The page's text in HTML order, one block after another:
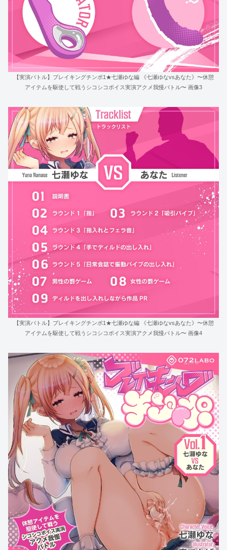
【実演バトル】ブレイキングチンポ1★七瀬ゆな編 《七瀬ゆなvsあなた》〜休憩
アイテムを駆使して戦うシコシコボイス実演アクメ我慢バトル〜 画像3
【実演バトル】ブレイキングチンポ1★七瀬ゆな編 《七瀬ゆなvsあなた》〜休憩
アイテムを駆使して戦うシコシコボイス実演アクメ我慢バトル〜 画像4